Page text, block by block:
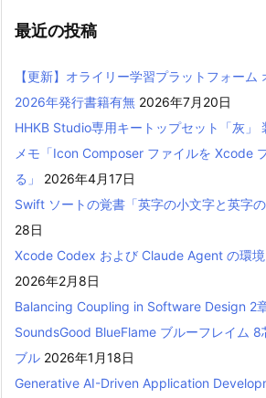
最近の投稿
【更新】オライリー学習プラットフォーム
2026年発行書籍有無 2026年7月20日
HHKB Studio専用キートップセット「灰」
メモ「Icon Composer ファイルを Xcode
る」
2026年4月17日
Swift ソートの覚書「英字の小文字と英字の
28日
Xcode Codex および Claude Agent の環
2026年2月8日
Balancing Coupling in Software Design 2
SoundsGood BlueFlame ブルーフレイム 8
ブル 2026年1月18日
Generative AI-Driven Application